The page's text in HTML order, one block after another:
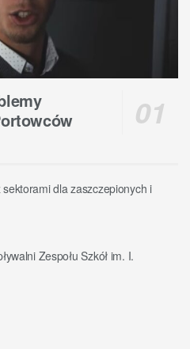
dla zaszczepionych i
Zespołu Szkół im. I.